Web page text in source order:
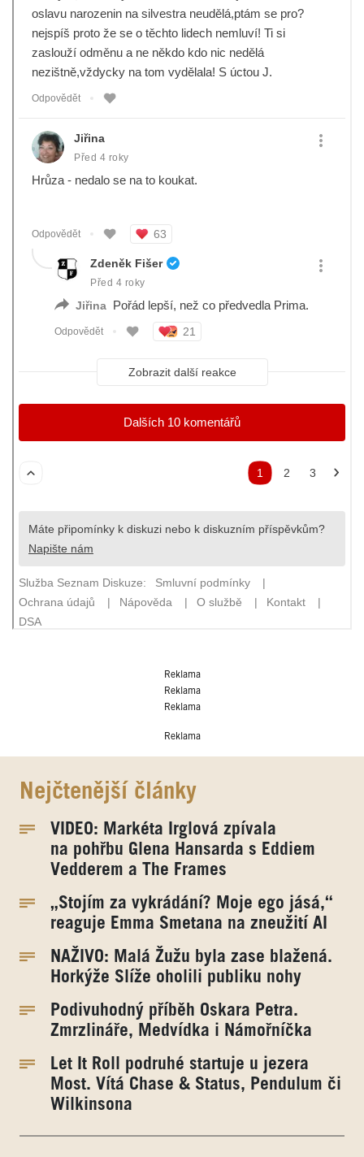
Reklama
Reklama
Reklama
Reklama
Nejčtenější články
VIDEO: Markéta Irglová zpívala
na pohřbu Glena Hansarda s Eddiem
Vedderem a The Frames
„Stojím za vykrádání? Moje ego jásá,“
reaguje Emma Smetana na zneužití AI
NAŽIVO: Malá Žužu byla zase blažená.
Horkýže Slíže oholili publiku nohy
Podivuhodný příběh Oskara Petra.
Zmrzlináře, Medvídka i Námořníčka
Let It Roll podruhé startuje u jezera
Most. Vítá Chase & Status, Pendulum či
Wilkinsona